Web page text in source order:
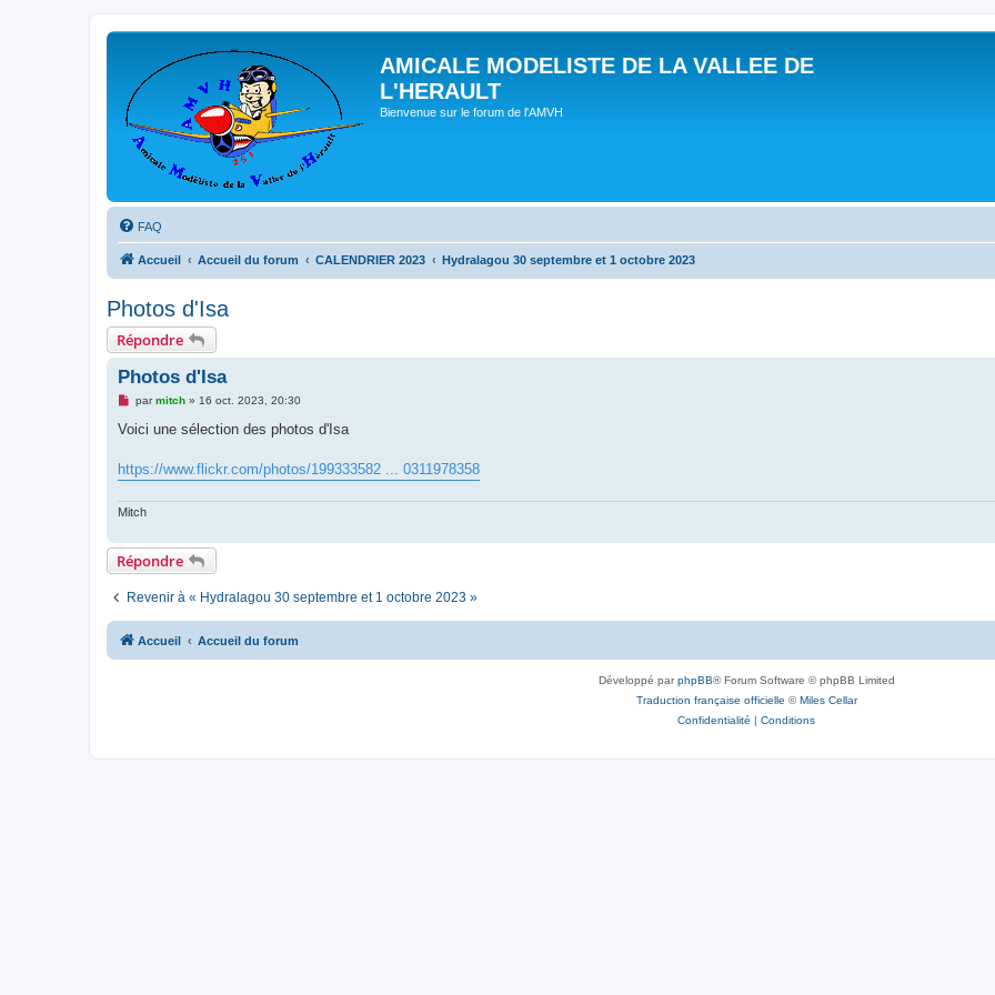
AMICALE MODELISTE DE LA VALLEE DE
L'HERAULT
Bienvenue sur le forum de l'AMVH
FAQ
Accueil Accueil du forum CALENDRIER 2023 Hydralagou 30 septembre et 1 octobre 2023
Photos d'Isa
Répondre
Photos d'Isa
M
s
g
e
o
n
u
parmitch» 16 oct. 2023, 20:30
Voici une sélection des photos d'Isa
https://www.flickr.com/photos/199333582 ... 0311978358
Mitch
Répondre
Revenir à « Hydralagou 30 septembre et 1 octobre 2023 »
Accueil Accueil du forum
Développé parphpBB® Forum Software © phpBB Limited
Traduction française officielle ©Miles Cellar
Confidentialité | Conditions